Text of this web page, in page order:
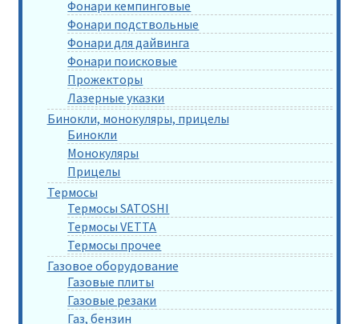
Фонари кемпинговые
Фонари подствольные
Фонари для дайвинга
Фонари поисковые
Прожекторы
Лазерные указки
Бинокли, монокуляры, прицелы
Бинокли
Монокуляры
Прицелы
Термосы
Термосы SATOSHI
Термосы VETTA
Термосы прочее
Газовое оборудование
Газовые плиты
Газовые резаки
Газ, бензин